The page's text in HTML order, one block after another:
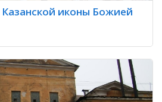
Казанской иконы Божией